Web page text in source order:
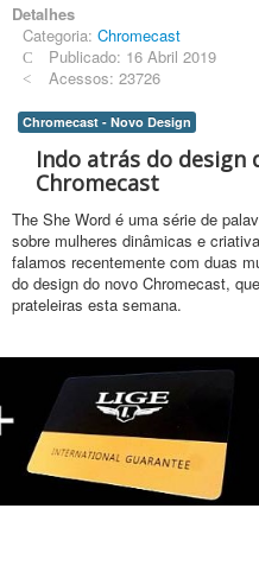
Detalhes
Categoria:Chromecast
Publicado: 16 Abril 2019
Acessos: 23726
Chromecast - Novo Design
Indo atrás do design
Chromecast
The She Word é uma série de
sobre mulheres dinâmicas e
falamos recentemente com duas
do design do novo Chromecast,
prateleiras esta semana.